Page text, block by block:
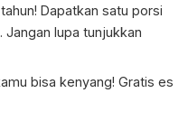
Dapatkan satu porsi
Jangan lupa tunjukkan
bisa kenyang! Gratis es